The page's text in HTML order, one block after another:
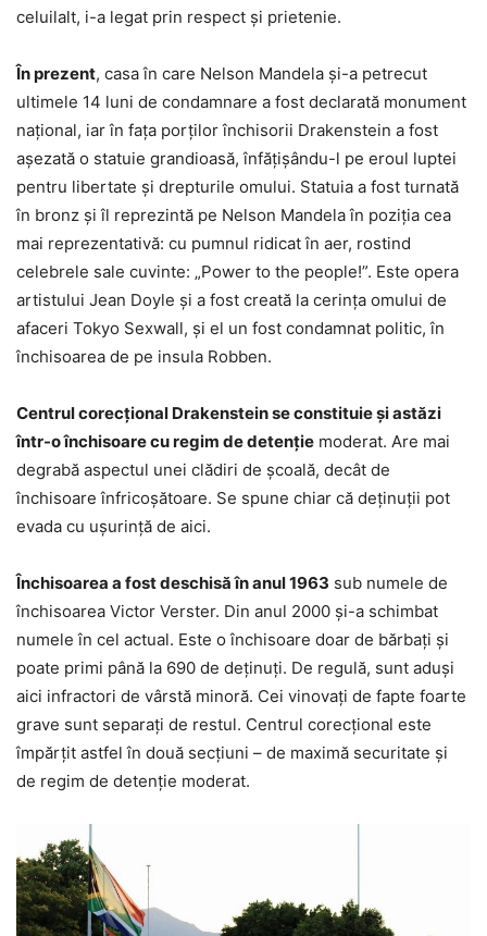
celuilalt, i-a legat prin respect şi prietenie.
În prezent, casa în care Nelson Mandela şi-a petrecut
ultimele 14 luni de condamnare a fost declarată monument
naţional, iar în faţa porţilor închisorii Drakenstein a fost
aşezată o statuie grandioasă, înfăţişându-l pe eroul luptei
pentru libertate şi drepturile omului. Statuia a fost turnată
în bronz şi îl reprezintă pe Nelson Mandela în poziţia cea
mai reprezentativă: cu pumnul ridicat în aer, rostind
celebrele sale cuvinte: „Power to the people!”. Este opera
artistului Jean Doyle şi a fost creată la cerinţa omului de
afaceri Tokyo Sexwall, şi el un fost condamnat politic, în
închisoarea de pe insula Robben.
Centrul corecţional Drakenstein se constituie şi astăzi
într-o închisoare cu regim de detenţie moderat. Are mai
degrabă aspectul unei clădiri de şcoală, decât de
închisoare înfricoşătoare. Se spune chiar că deţinuţii pot
evada cu uşurinţă de aici.
Închisoarea a fost deschisă în anul 1963 sub numele de
închisoarea Victor Verster. Din anul 2000 şi-a schimbat
numele în cel actual. Este o închisoare doar de bărbaţi şi
poate primi până la 690 de deţinuţi. De regulă, sunt aduşi
aici infractori de vârstă minoră. Cei vinovaţi de fapte foarte
grave sunt separaţi de restul. Centrul corecţional este
împărţit astfel în două secţiuni – de maximă securitate şi
de regim de detenţie moderat.